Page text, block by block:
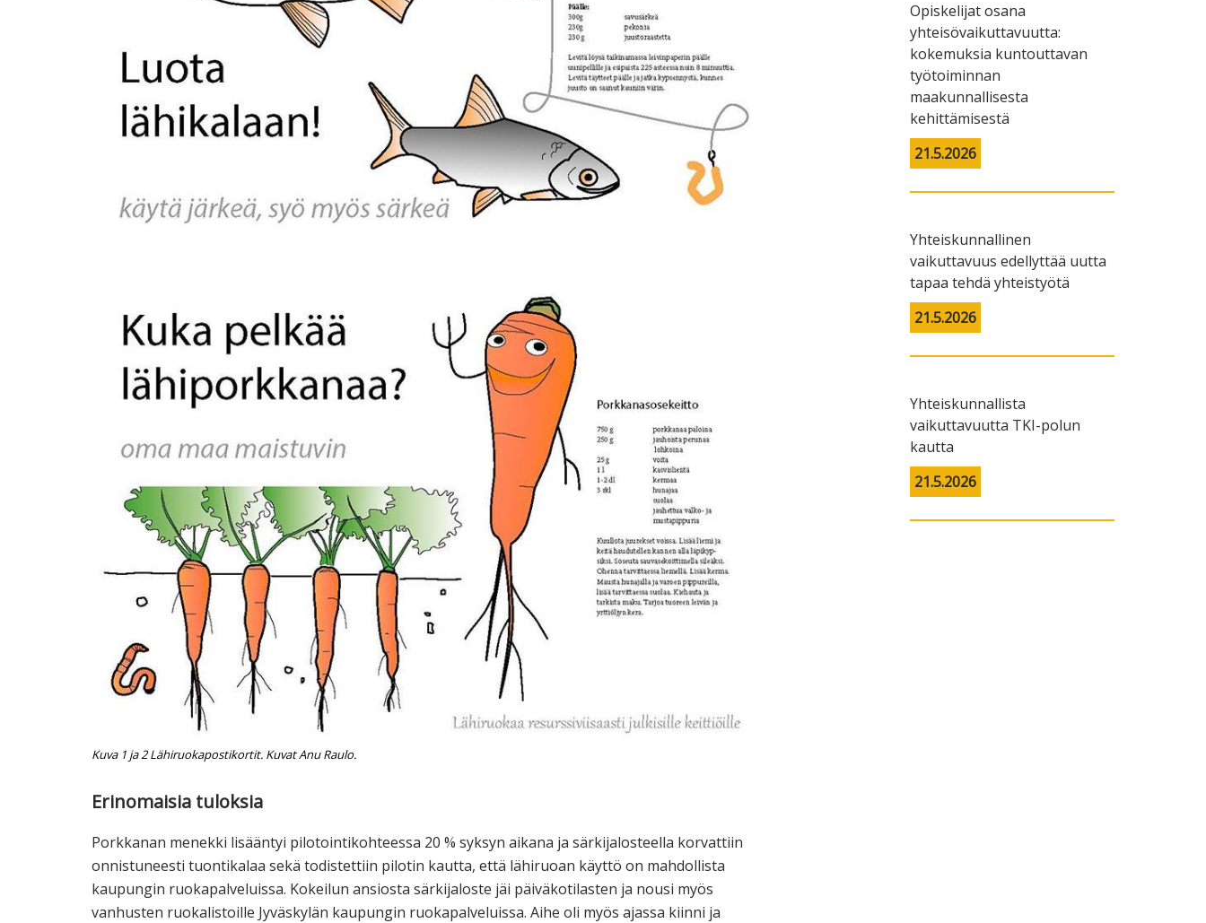
Kuva 1 ja 2 Lähiruokapostikortit. Kuvat Anu Raulo.
Erinomaisia tuloksia
Porkkanan menekki lisääntyi pilotointikohteessa 20 % syksyn aikana ja särkijalosteella korvattiin
onnistuneesti tuontikalaa sekä todistettiin pilotin kautta, että lähiruoan käyttö on mahdollista
kaupungin ruokapalveluissa. Kokeilun ansiosta särkijaloste jäi päiväkotilasten ja nousi myös
vanhusten ruokalistoille Jyväskylän kaupungin ruokapalveluissa. Aihe oli myös ajassa kiinni ja
Opiskelijat osana
yhteisövaikuttavuutta:
kokemuksia kuntouttavan
työtoiminnan
maakunnallisesta
kehittämisestä
21.5.2026
Yhteiskunnallinen
vaikuttavuus edellyttää uutta
tapaa tehdä yhteistyötä
21.5.2026
Yhteiskunnallista
vaikuttavuutta TKI-polun
kautta
21.5.2026